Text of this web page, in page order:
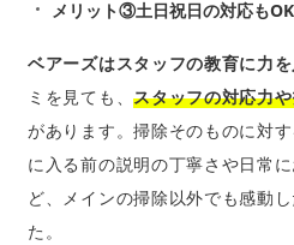
メリット③土日祝日の対応もOK
ベアーズはスタッフの教育に力
ミを見ても、スタッフの対応力
があります。掃除そのものに対
に入る前の説明の丁寧さや日常
ど、メインの掃除以外でも感動
た。